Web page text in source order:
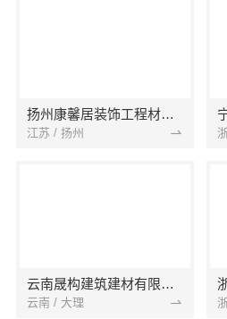
扬州康馨居装饰工程材料有限公司
江苏 / 扬州
云南晟构建筑建材有限公司
云南 / 大理